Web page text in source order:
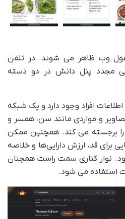
وب ظاهر می شوند. در تلفن
مجدد پنل دانش در دو دسته
افراد وجود دارد و یک شبکه
و مواردی مانند سن، همسر و
برجسته می کند. همچنین ممکن
برای قد، ارزش دارایی‌ها و خلاصه
نوار کناری سمت راست همچنان
استفاده می شود.